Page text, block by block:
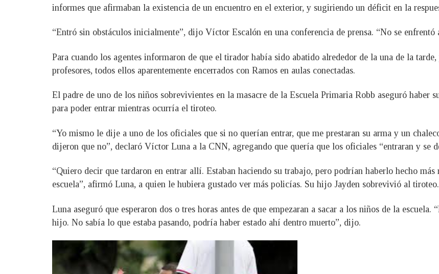
informes que afirmaban la existencia de un encuentro en el exterior, y sugiriendo un déficit en la
“Entró sin obstáculos inicialmente”, dijo Víctor Escalón en una conferencia de prensa. “No se enfrentó
Para cuando los agentes informaron de que el tirador había sido abatido alrededor de la una de la
profesores, todos ellos aparentemente encerrados con Ramos en aulas conectadas.
El padre de uno de los niños sobrevivientes en la masacre de la Escuela Primaria Robb aseguró haber
para poder entrar mientras ocurría el tiroteo.
“Yo mismo le dije a uno de los oficiales que si no querían entrar, que me prestaran su arma y un
dijeron que no”, declaró Víctor Luna a la CNN, agregando que quería que los oficiales “entraran y se
“Quiero decir que tardaron en entrar allí. Estaban haciendo su trabajo, pero podrían haberlo hecho más
escuela”, afirmó Luna, a quien le hubiera gustado ver más policías. Su hijo Jayden sobrevivió al tiroteo.
Luna aseguró que esperaron dos o tres horas antes de que empezaran a sacar a los niños de la
hijo. No sabía lo que estaba pasando, podría haber estado ahí dentro muerto”, dijo.